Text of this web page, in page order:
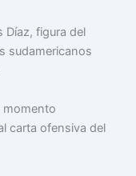
Díaz, figura del
sudamericanos
momento
carta ofensiva del